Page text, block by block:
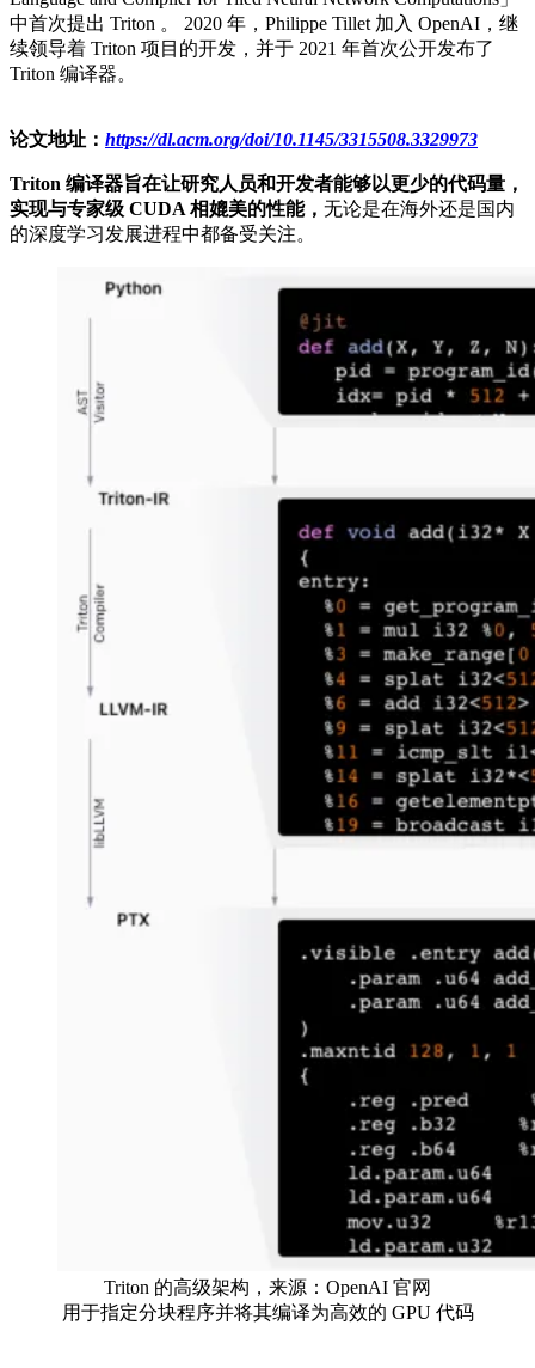
中首次提出 Triton 。 2020 年，Philippe Tillet 加入 OpenAI，继
续领导着 Triton 项目的开发，并于 2021 年首次公开发布了
Triton 编译器。
论文地址： https://dl.acm.org/doi/10.1145/3315508.3329973
Triton 编译器旨在让研究人员和开发者能够以更少的代码量，
实现与专家级 CUDA 相媲美的性能， 无论是在海外还是国内
的深度学习发展进程中都备受关注。
Triton 的高级架构，来源：OpenAI 官网
用于指定分块程序并将其编译为高效的 GPU 代码